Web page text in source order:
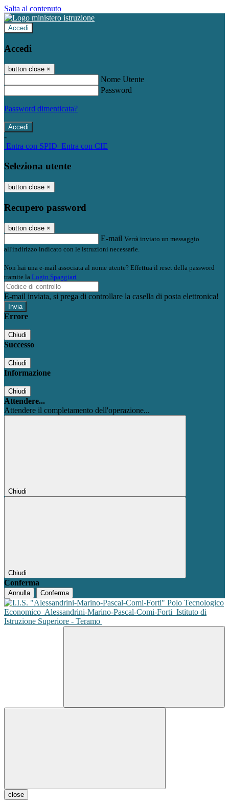
Salta al contenuto
Accedi
Accedi
button close ×
Nome Utente
Password
Password dimenticata?
-
Entra con SPID Entra con CIE
Seleziona utente
button close ×
Recupero password
button close ×
E-mail Verrà inviato un messaggio
all'indirizzo indicato con le istruzioni necessarie.
Non hai una e-mail associata al nome utente? Effettua il reset della password
tramite la Login Spaggiari
E-mail inviata, si prega di controllare la casella di posta elettronica!
Errore
Chiudi
Successo
Chiudi
Informazione
Chiudi
Attendere...
Attendere il completamento dell'operazione...
Chiudi
Chiudi
Conferma
Annulla Conferma
Polo Tecnologico
Economico Alessandrini-Marino-Pascal-Comi-Forti Istituto di
Istruzione Superiore - Teramo
close